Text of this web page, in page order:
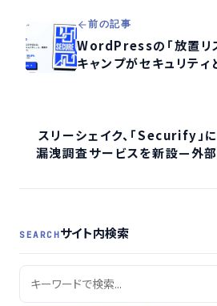
前の記事
WordPressの「放置リ
キャンプがセキュリテ
スリーシェイク、「Securify」
漏洩調査サービスを新設—外部
SEARCHサイト内検索